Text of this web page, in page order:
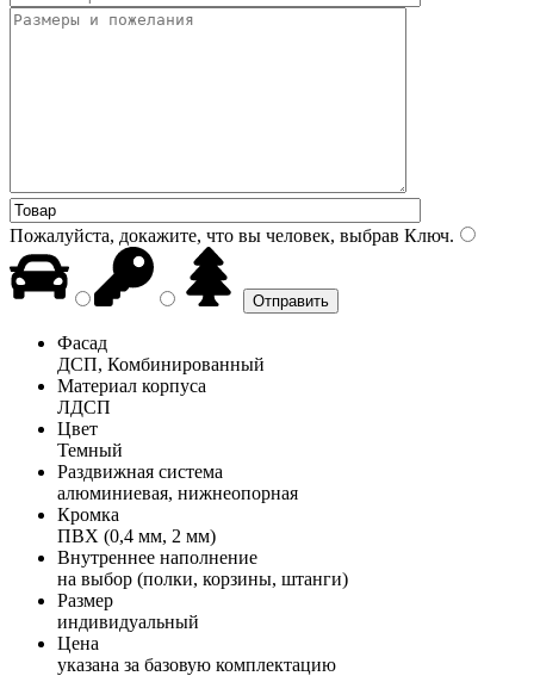
Пожалуйста, докажите, что вы человек, выбрав Ключ.
Фасад
ДСП, Комбинированный
Материал корпуса
ЛДСП
Цвет
Темный
Раздвижная система
алюминиевая, нижнеопорная
Кромка
ПВХ (0,4 мм, 2 мм)
Внутреннее наполнение
на выбор (полки, корзины, штанги)
Размер
индивидуальный
Цена
указана за базовую комплектацию